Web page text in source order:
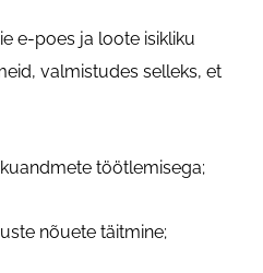
e-poes ja loote isikliku
valmistudes selleks, et
töötlemisega;
nõuete täitmine;